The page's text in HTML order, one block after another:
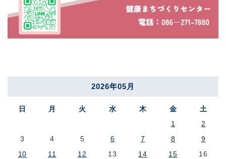
2026年05月
日 月 火 水 木 金 土
1
2
3
4 5 6 7 8
9
10
11 12 13 14 15
16